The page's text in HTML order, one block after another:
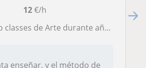
12€/h
años y manejo bien varias técnicas. Previamente he dado clases de Inglés a niños de 9-14
enseñar, y el método de